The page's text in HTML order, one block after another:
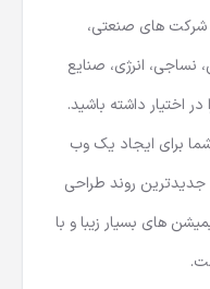
های صنعتی،
نساجی، انرژی، صنایع
اختیار داشته باشید.
شما برای ایجاد یک وب
جدیدترین روند طراحی
های بسیار زیبا و با